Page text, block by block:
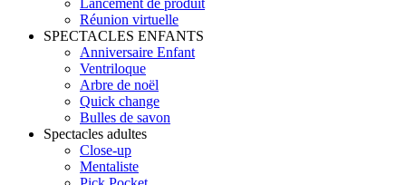
Lancement de produit
Réunion virtuelle
SPECTACLES ENFANTS
Anniversaire Enfant
Ventriloque
Arbre de noël
Quick change
Bulles de savon
Spectacles adultes
Close-up
Mentaliste